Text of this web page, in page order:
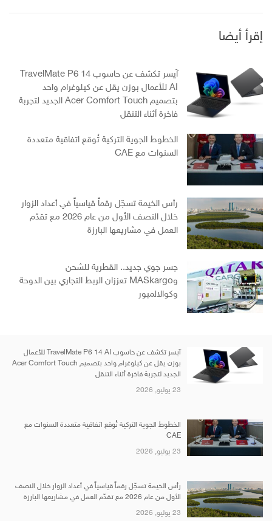
إقرأ أيضا
آيسر تكشف عن حاسوب TravelMate P6 14
AI للأعمال بوزن يقل عن كيلوغرام واحد
بتصميم Acer Comfort Touch الجديد لتجربة
فاخرة أثناء التنقل
الخطوط الجوية التركية تُوقع اتفاقية متعددة
السنوات مع CAE
رأس الخيمة تسجّل رقماً قياسياً في أعداد الزوار
خلال النصف الأول من عام 2026 مع تقدّم
العمل في مشاريعها البارزة
جسر جوي جديد.. القطرية للشحن
وMASkargo تعززان الربط التجاري بين الدوحة
وكوالالمبور
آيسر تكشف عن حاسوب TravelMate P6 14 AI للأعمال
بوزن يقل عن كيلوغرام واحد بتصميم Acer Comfort Touch
الجديد لتجربة فاخرة أثناء التنقل
23 يوليو, 2026
الخطوط الجوية التركية تُوقع اتفاقية متعددة السنوات مع
CAE
23 يوليو, 2026
رأس الخيمة تسجّل رقماً قياسياً في أعداد الزوار خلال النصف
الأول من عام 2026 مع تقدّم العمل في مشاريعها البارزة
23 يوليو, 2026